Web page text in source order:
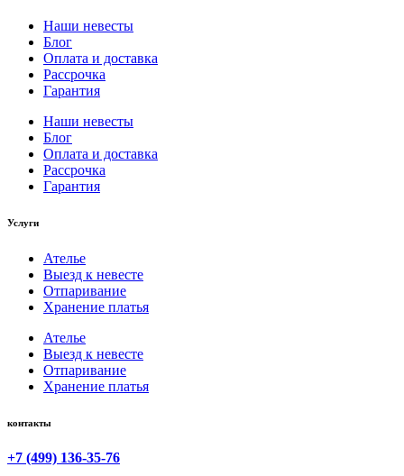
Наши невесты
Блог
Оплата и доставка
Рассрочка
Гарантия
Наши невесты
Блог
Оплата и доставка
Рассрочка
Гарантия
Услуги
Ателье
Выезд к невесте
Отпаривание
Хранение платья
Ателье
Выезд к невесте
Отпаривание
Хранение платья
контакты
+7 (499) 136-35-76